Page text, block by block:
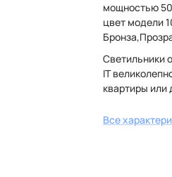
мощностью
цвет модели
Светильники
IT
квартиры или
Все